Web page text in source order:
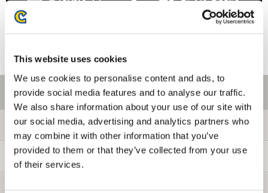
This website uses cookies
We use cookies to personalise content and ads, to
provide social media features and to analyse our traffic.
We also share information about your use of our site with
our social media, advertising and analytics partners who
may combine it with other information that you’ve
provided to them or that they’ve collected from your use
of their services.
ご利用情報
初めての方へ
ご利用ガイド
よくある質問